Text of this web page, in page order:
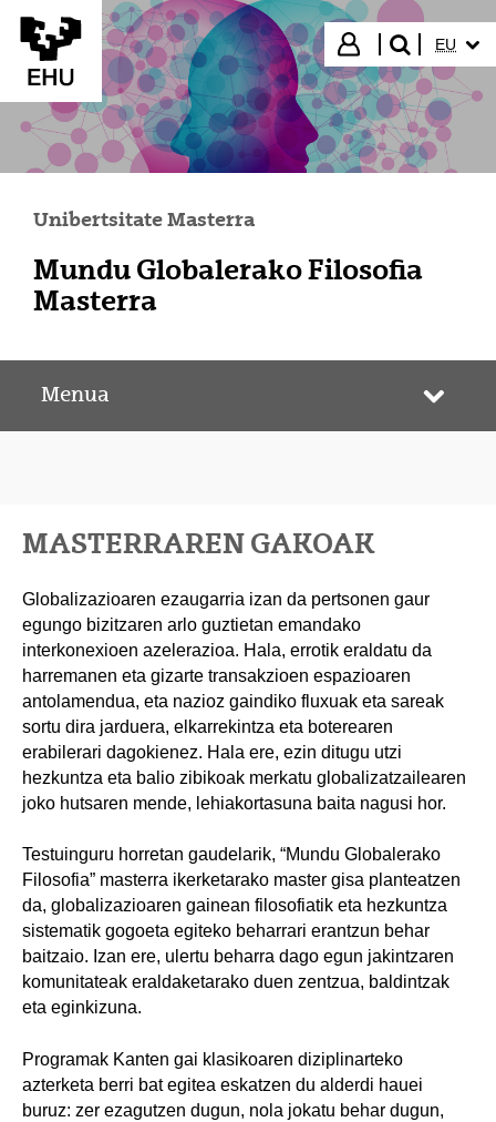
Eduki nagusira joan
Hasi saioa
bilatu"
EU
Unibertsitate Masterra
Mundu Globalerako Filosofia
Masterra
Menua
MASTERRAREN GAKOAK
Globalizazioaren ezaugarria izan da pertsonen gaur
egungo bizitzaren arlo guztietan emandako
interkonexioen azelerazioa. Hala, errotik eraldatu da
harremanen eta gizarte transakzioen espazioaren
antolamendua, eta nazioz gaindiko fluxuak eta sareak
sortu dira jarduera, elkarrekintza eta boterearen
erabilerari dagokienez. Hala ere, ezin ditugu utzi
hezkuntza eta balio zibikoak merkatu globalizatzailearen
joko hutsaren mende, lehiakortasuna baita nagusi hor.
Testuinguru horretan gaudelarik, “Mundu Globalerako
Filosofia” masterra ikerketarako master gisa planteatzen
da, globalizazioaren gainean filosofiatik eta hezkuntza
sistematik gogoeta egiteko beharrari erantzun behar
baitzaio. Izan ere, ulertu beharra dago egun jakintzaren
komunitateak eraldaketarako duen zentzua, baldintzak
eta eginkizuna.
Programak Kanten gai klasikoaren diziplinarteko
azterketa berri bat egitea eskatzen du alderdi hauei
buruz: zer ezagutzen dugun, nola jokatu behar dugun,